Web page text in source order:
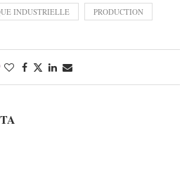
INDUSTRIELLE PRODUCTION